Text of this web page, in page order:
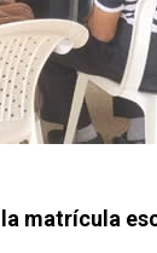
matrícula